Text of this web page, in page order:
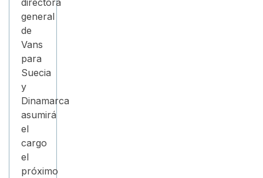
directora
general
de
Vans
para
Suecia
y
Dinamarca
asumirá
el
cargo
el
próximo